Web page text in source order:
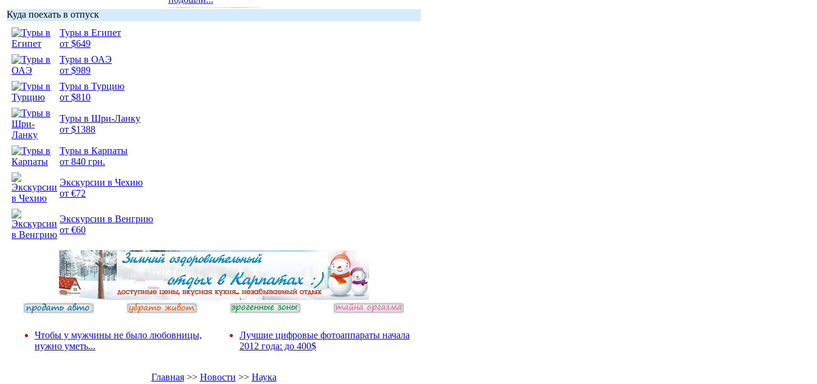
Куда поехать в отпуск
Туры в Египет
от $649
Туры в ОАЭ
от $989
Туры в Турцию
от $810
Туры в Шри-Ланку
от $1388
Туры в Карпаты
от 840 грн.
Экскурсии в Чехию
от €72
Экскурсии в Венгрию
от €60
Чтобы у мужчины не было любовницы,
нужно уметь...
Лучшие цифровые фотоаппараты начала
2012 года: до 400$
Главная>> Новости >> Наука